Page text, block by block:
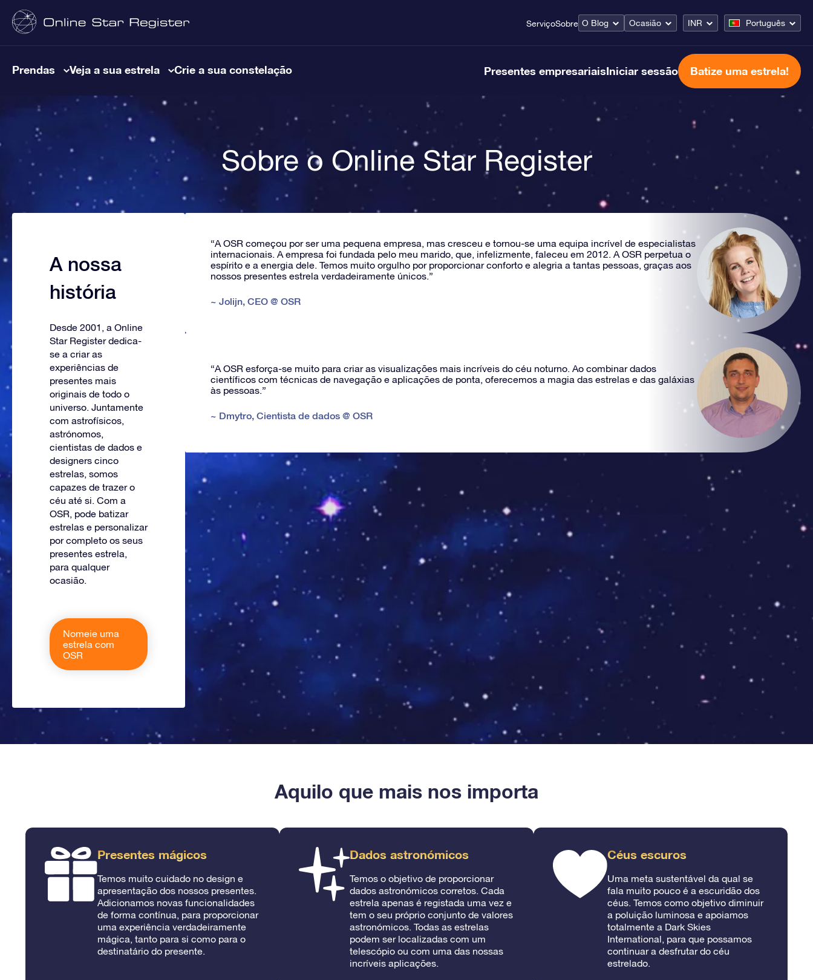
ServiçoSobre O Blog Ocasião INR Português
Prendas Veja a sua estrela Crie a sua constelação Presentes empresariaisIniciar sessão Batize uma estrela!
Sobre o Online Star Register
A nossa
história
Desde 2001, a Online
Star Register dedica-
se a criar as
experiências de
presentes mais
originais de todo o
universo. Juntamente
com astrofísicos,
astrónomos,
cientistas de dados e
designers cinco
estrelas, somos
capazes de trazer o
céu até si. Com a
OSR, pode batizar
estrelas e personalizar
por completo os seus
presentes estrela,
para qualquer
ocasião.
Nomeie uma
estrela com
OSR
“A OSR começou por ser uma pequena empresa, mas cresceu e tornou-se uma equipa incrível de especialistas
internacionais. A empresa foi fundada pelo meu marido, que, infelizmente, faleceu em 2012. A OSR perpetua o
espírito e a energia dele. Temos muito orgulho por proporcionar conforto e alegria a tantas pessoas, graças aos
nossos presentes estrela verdadeiramente únicos.”
~Jolijn,CEO @ OSR
“A OSR esforça-se muito para criar as visualizações mais incríveis do céu noturno. Ao combinar dados
científicos com técnicas de navegação e aplicações de ponta, oferecemos a magia das estrelas e das galáxias
às pessoas.”
~ Dmytro,Cientista de dados @ OSR
Aquilo que mais nos importa
Presentes mágicos
Temos muito cuidado no design e
apresentação dos nossos presentes.
Adicionamos novas funcionalidades
de forma contínua, para proporcionar
uma experiência verdadeiramente
mágica, tanto para si como para o
destinatário do presente.
Dados astronómicos
Temos o objetivo de proporcionar
dados astronómicos corretos. Cada
estrela apenas é registada uma vez e
tem o seu próprio conjunto de valores
astronómicos. Todas as estrelas
podem ser localizadas com um
telescópio ou com uma das nossas
incríveis aplicações.
Céus escuros
Uma meta sustentável da qual se
fala muito pouco é a escuridão dos
céus. Temos como objetivo diminuir
a poluição luminosa e apoiamos
totalmente a Dark Skies
International, para que possamos
continuar a desfrutar do céu
estrelado.